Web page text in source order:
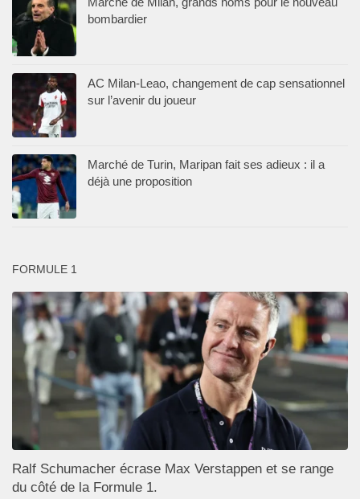
bombardier
AC Milan-Leao, changement de cap sensationnel
sur l’avenir du joueur
Marché de Turin, Maripan fait ses adieux : il a
déjà une proposition
FORMULE 1
Ralf Schumacher écrase Max Verstappen et se range
du côté de la Formule 1.